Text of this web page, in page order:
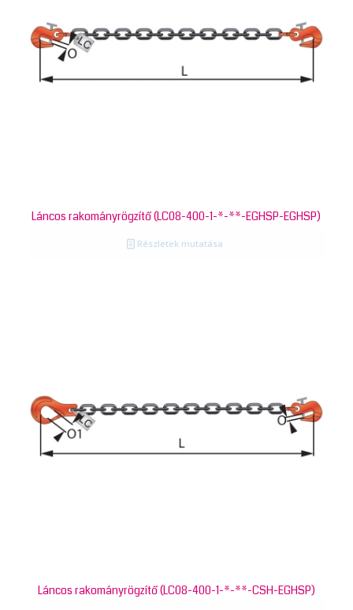
Láncos rakományrögzítő (LC08-400-1-*-**-EGHSP-EGHSP)
Részletek mutatása
Láncos rakományrögzítő (LC08-400-1-*-**-CSH-EGHSP)